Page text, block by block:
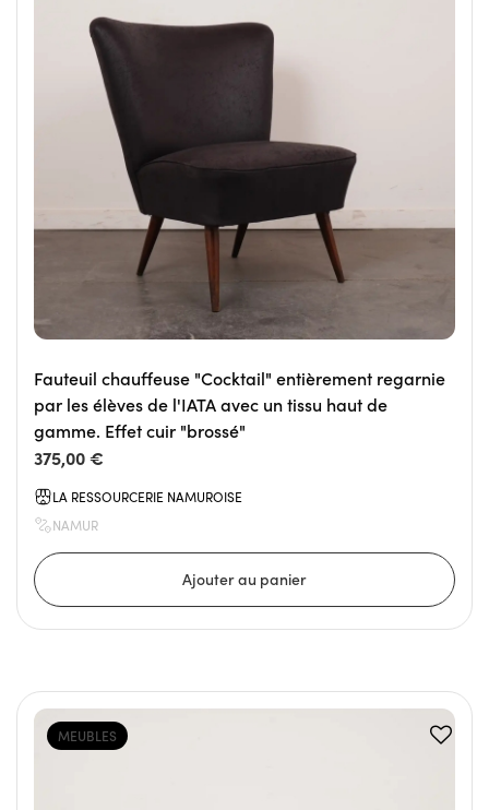
Fauteuil chauffeuse "Cocktail" entièrement regarnie
par les élèves de l'IATA avec un tissu haut de
gamme. Effet cuir "brossé"
375,00 €
LA RESSOURCERIE NAMUROISE
NAMUR
MEUBLES